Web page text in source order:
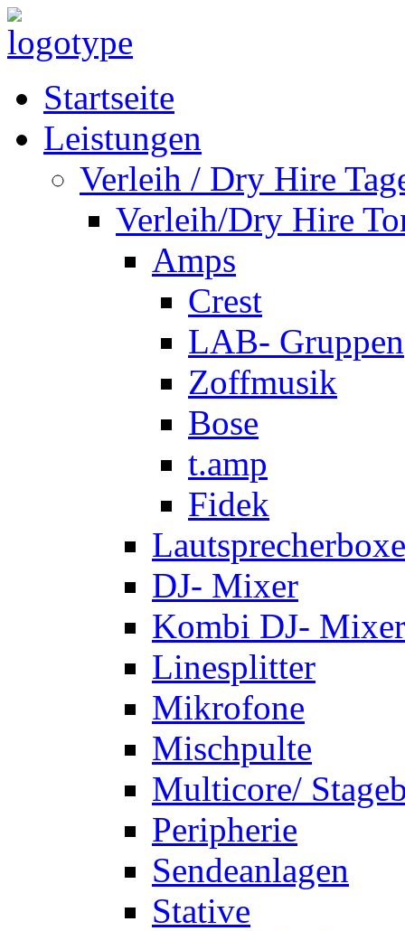
Startseite
Leistungen
Verleih / Dry Hire
Verleih/Dry Hire
Amps
Crest
LAB- Gruppen
Zoffmusik
Bose
t.amp
Fidek
DJ- Mixer
Kombi DJ-
Linesplitter
Mikrofone
Mischpulte
Multicore/
Peripherie
Sendeanlagen
Stative